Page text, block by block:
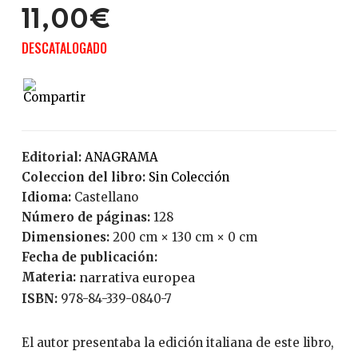
11,00€
DESCATALOGADO
Editorial:
ANAGRAMA
Coleccion del libro:
Sin Colección
Idioma:
Castellano
Número de páginas: 128
Dimensiones: 200 cm × 130 cm × 0 cm
Fecha de publicación:
Materia: narrativa europea
ISBN: 978-84-339-0840-7
El autor presentaba la edición italiana de este libro,